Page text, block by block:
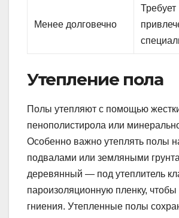
Менее долговечно
Требует
Утепление пола
Полы утепляют с помощью
пенополистирола или
Особенно важно утеплять полы
подвалами или земляными
деревянный — под утеплитель
пароизоляционную пленку, чтобы
гниения. Утепленные полы